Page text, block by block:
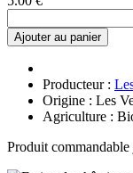
Ajouter au panier
Producteur :
Origine : Les
Agriculture :
Produit commandable